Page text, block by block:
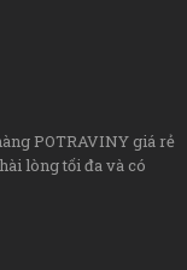
POTRAVINY giá rẻ
lòng tối đa và có